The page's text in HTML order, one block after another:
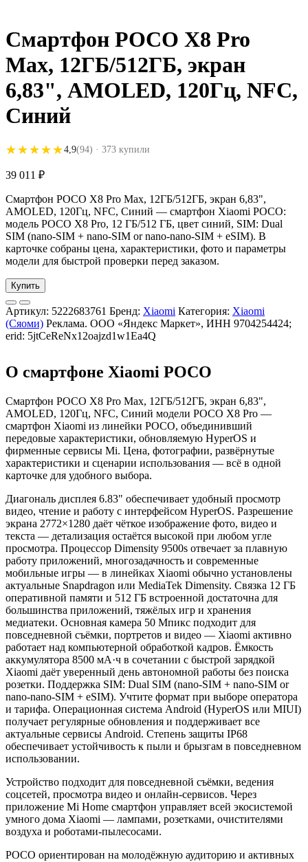
Смартфон POCO X8 Pro
Max, 12ГБ/512ГБ, экран
6,83", AMOLED, 120Гц, NFC,
Синий
★★★★★
★★★★★4,9(94) · 373 купили
39 011 ₽
Смартфон POCO X8 Pro Max, 12ГБ/512ГБ, экран 6,83",
AMOLED, 120Гц, NFC, Синий — смартфон Xiaomi POCO:
модель POCO X8 Pro, 12 ГБ/512 ГБ, цвет синий, SIM: Dual
SIM (nano-SIM + nano-SIM or nano-nano-SIM + eSIM). В
карточке собраны цена, характеристики, фото и параметры
модели для быстрой проверки перед заказом.
Купить
Артикул: 5222683761 Бренд: Xiaomi Категория: Xiaomi
(Сяоми) Реклама. ООО «Яндекс Маркет», ИНН 9704254424;
erid: 5jtCeReNx12oajzd1w1Ea4Q
О смартфоне Xiaomi POCO
Смартфон POCO X8 Pro Max, 12ГБ/512ГБ, экран 6,83",
AMOLED, 120Гц, NFC, Синий модели POCO X8 Pro —
смартфон Xiaomi из линейки POCO, объединивший
передовые характеристики, обновляемую HyperOS и
фирменные сервисы Mi. Цена, фотографии, развёрнутые
характеристики и сценарии использования — всё в одной
карточке для удобного выбора.
Диагональ дисплея 6.83" обеспечивает удобный просмотр
видео, чтение и работу с интерфейсом HyperOS. Разрешение
экрана 2772×1280 даёт чёткое изображение фото, видео и
текста — детализация остаётся высокой при любом угле
просмотра. Процессор Dimensity 9500s отвечает за плавную
работу приложений, многозадачность и современные
мобильные игры — в линейках Xiaomi обычно установлены
актуальные Snapdragon или MediaTek Dimensity. Связка 12 ГБ
оперативной памяти и 512 ГБ встроенной достаточна для
большинства приложений, тяжёлых игр и хранения
медиатеки. Основная камера 50 Мпикс подходит для
повседневной съёмки, портретов и видео — Xiaomi активно
работает над компьютерной обработкой кадров. Ёмкость
аккумулятора 8500 мА·ч в сочетании с быстрой зарядкой
Xiaomi даёт уверенный день автономной работы без поиска
розетки. Поддержка SIM: Dual SIM (nano-SIM + nano-SIM or
nano-nano-SIM + eSIM). Учтите формат при выборе оператора
и тарифа. Операционная система Android (HyperOS или MIUI)
получает регулярные обновления и поддерживает все
актуальные сервисы Android. Степень защиты IP68
обеспечивает устойчивость к пыли и брызгам в повседневном
использовании.
Устройство подходит для повседневной съёмки, ведения
соцсетей, просмотра видео и онлайн-сервисов. Через
приложение Mi Home смартфон управляет всей экосистемой
умного дома Xiaomi — лампами, розетками, очистителями
воздуха и роботами-пылесосами.
POCO ориентирован на молодёжную аудиторию и активных